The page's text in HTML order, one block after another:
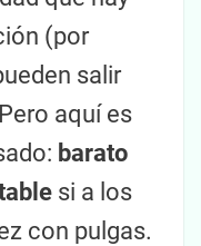
(por
salir
aquí es
barato
si a los
con pulgas.